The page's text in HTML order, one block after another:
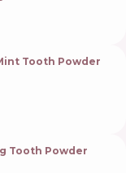
Tooth Powder
Tooth Powder